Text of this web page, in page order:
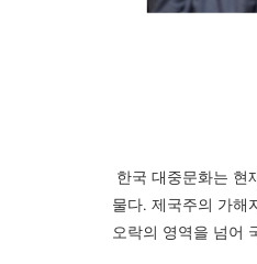
한국 대중문화는 현
물다. 제국주의 가해
오락의 영역을 넘어